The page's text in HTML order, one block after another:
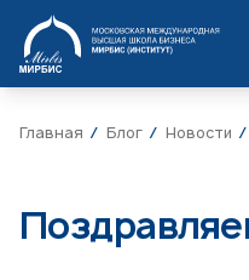
МИРБИС
Главная Блог Новости